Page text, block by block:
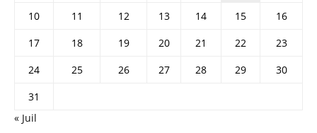
10
11 12 13 14 15
16
17
18 19 20 21 22
23
24
25 26 27 28 29
30
31
« Juil